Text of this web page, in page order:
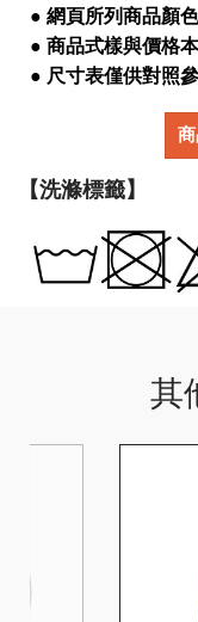
● 網頁所列商品顏
● 商品式樣與價格
● 尺寸表僅供對照
【洗滌標籤】
其